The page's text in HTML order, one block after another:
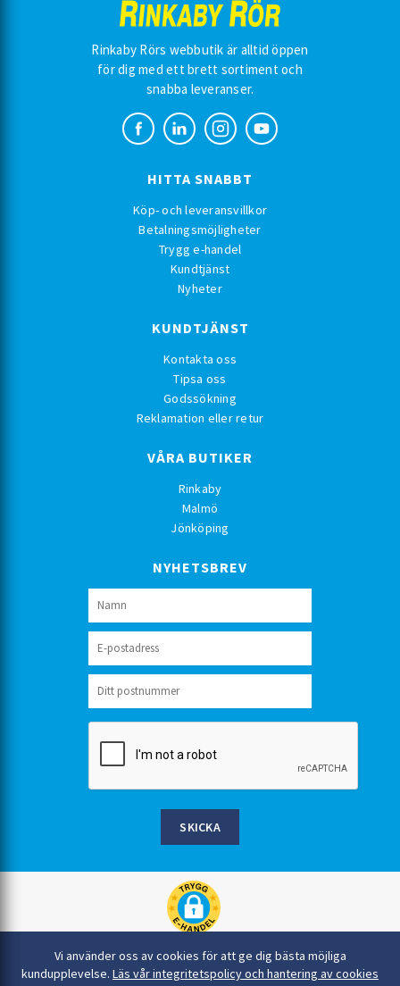
Vi använder oss av cookies för att ge dig bästa möjliga
kundupplevelse. Läs vår integritetspolicy och hantering av cookies
Rinkaby Rörs webbutik är alltid öppen
för dig med ett brett sortiment och
snabba leveranser.
HITTA SNABBT
Köp- och leveransvillkor
Betalningsmöjligheter
Trygg e-handel
Kundtjänst
Nyheter
KUNDTJÄNST
Kontakta oss
Tipsa oss
Godssökning
Reklamation eller retur
VÅRA BUTIKER
Rinkaby
Malmö
Jönköping
NYHETSBREV
SKICKA
Rinkaby Rör AB, Box 54, 296 21 Åhus
044-22 54 90